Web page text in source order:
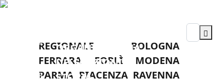
NAZIONALE
DILETTANTI
COMITATO
REGIONALE
ORGANIGRAMMA
DELEGAZIONI
STORIA
REGIONALE
BOLOGNA
FERRARA
FORLÌ
MODENA
PARMA PIACENZA RAVENNA